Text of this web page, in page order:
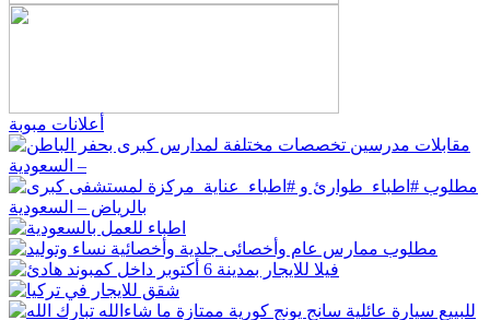
أعلانات مبوبة